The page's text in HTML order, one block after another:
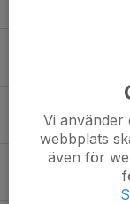
Tider för
21 maj,
15 apr,
Vi
webbplats
även för